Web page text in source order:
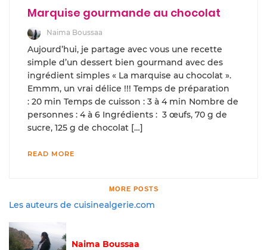
Marquise gourmande au chocolat
Naima Boussaa
Aujourd’hui, je partage avec vous une recette
simple d’un dessert bien gourmand avec des
ingrédient simples « La marquise au chocolat ».
Emmm, un vrai délice !!! Temps de préparation
: 20 min Temps de cuisson : 3 à 4 min Nombre de
personnes : 4 à 6 Ingrédients : 3 œufs, 70 g de
sucre, 125 g de chocolat […]
READ MORE
MORE POSTS
Les auteurs de cuisinealgerie.com
Naima Boussaa